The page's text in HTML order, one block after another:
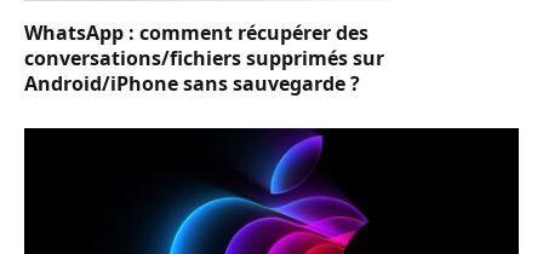
WhatsApp : comment récupérer des
conversations/fichiers supprimés sur
Android/iPhone sans sauvegarde ?